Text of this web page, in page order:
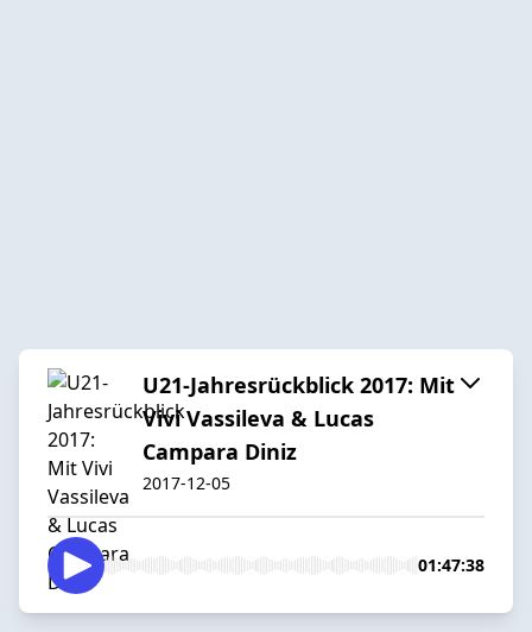
U21-Jahresrückblick 2017: Mit
Vivi Vassileva & Lucas
Campara Diniz
2017-12-05
01:47:38